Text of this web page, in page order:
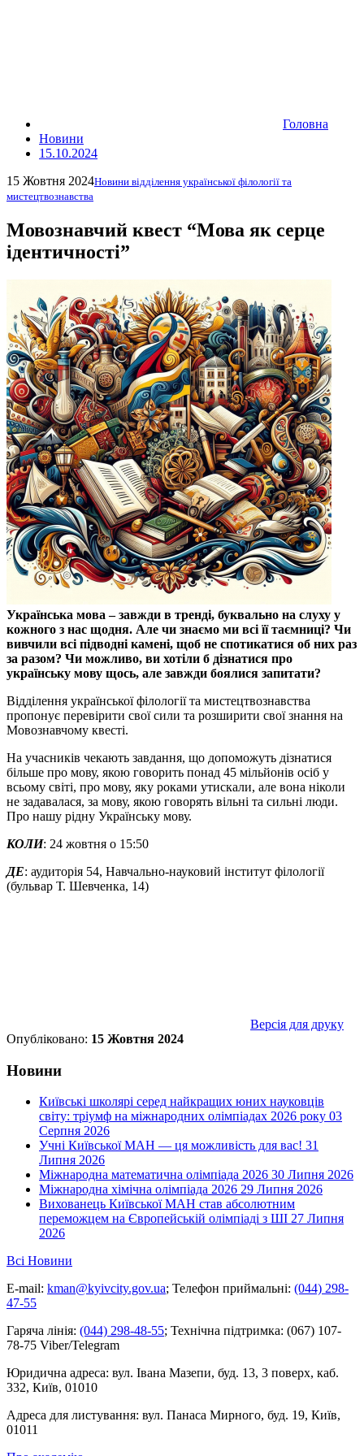
Головна
Новини
15.10.2024
15 Жовтня 2024Новини відділення української філології та
мистецтвознавства
Мовознавчий квест “Мова як серце
ідентичності”
Українська мова – завжди в тренді, буквально на слуху у
кожного з нас щодня. Але чи знаємо ми всі її таємниці? Чи
вивчили всі підводні камені, щоб не спотикатися об них раз
за разом? Чи можливо, ви хотіли б дізнатися про
українську мову щось, але завжди боялися запитати?
Відділення української філології та мистецтвознавства
пропонує перевірити свої сили та розширити свої знання на
Мовознавчому квесті.
На учасників чекають завдання, що допоможуть дізнатися
більше про мову, якою говорить понад 45 мільйонів осіб у
всьому світі, про мову, яку роками утискали, але вона ніколи
не задавалася, за мову, якою говорять вільні та сильні люди.
Про нашу рідну Українську мову.
КОЛИ: 24 жовтня о 15:50
ДЕ: аудиторія 54, Навчально-науковий інститут філології
(бульвар Т. Шевченка, 14)
Версія для друку
Опубліковано: 15 Жовтня 2024
Новини
Київські школярі серед найкращих юних науковців
світу: тріумф на міжнародних олімпіадах 2026 року 03
Серпня 2026
Учні Київської МАН — ця можливість для вас! 31
Липня 2026
Міжнародна математична олімпіада 2026 30 Липня 2026
Міжнародна хімічна олімпіада 2026 29 Липня 2026
Вихованець Київської МАН став абсолютним
переможцем на Європейській олімпіаді з ШІ 27 Липня
2026
Всі Новини
E-mail: kman@kyivcity.gov.ua; Телефон приймальні: (044) 298-
47-55
Гаряча лінія: (044) 298-48-55; Технічна підтримка: (067) 107-
78-75 Viber/Telegram
Юридична адреса: вул. Івана Мазепи, буд. 13, 3 поверх, каб.
332, Київ, 01010
Адреса для листування: вул. Панаса Мирного, буд. 19, Київ,
01011